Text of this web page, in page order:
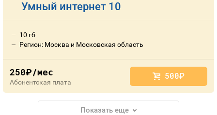
Умный интернет 10
10 гб
Регион: Москва и Московская область
250руб./мес
Абонентская плата
500руб.
Показать еще